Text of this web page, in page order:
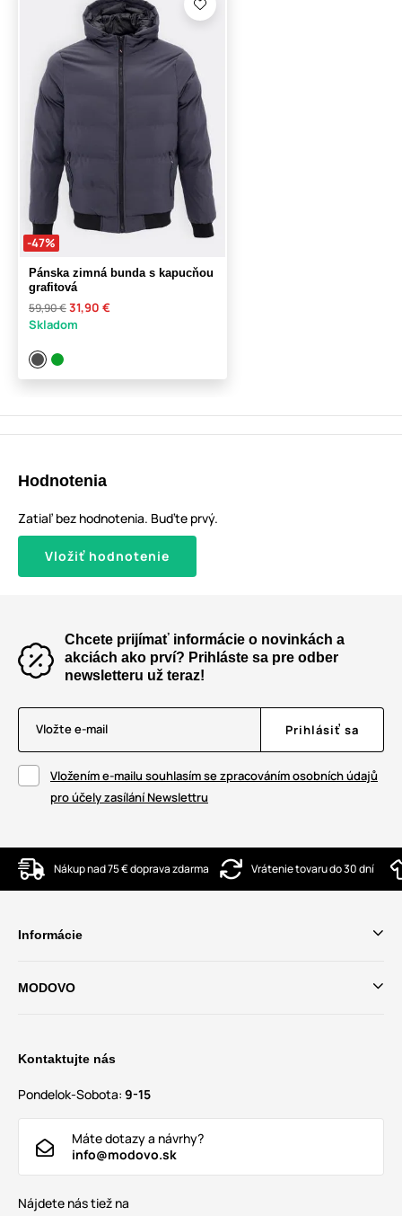
-47%
Pánska zimná bunda s kapucňou
grafitová
59,90 €31,90 €
Skladom
Hodnotenia
Zatiaľ bez hodnotenia. Buďte prvý.
Vložiť hodnotenie
Chcete prijímať informácie o novinkách a
akciách ako prví? Prihláste sa pre odber
newsletteru už teraz!
Vložte e-mail Prihlásiť sa
Vložením e-mailu souhlasím se zpracováním osobních údajů
pro účely zasílání Newslettru
Nákup nad 75 € doprava zdarma Vrátenie tovaru do 30 dní
Informácie
MODOVO
Kontaktujte nás
Pondelok-Sobota: 9-15
Máte dotazy a návrhy?
info@modovo.sk
Nájdete nás tiež na